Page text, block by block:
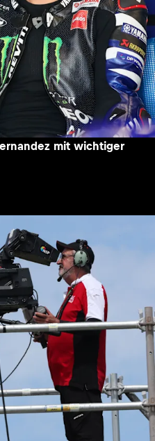
mit wichtiger